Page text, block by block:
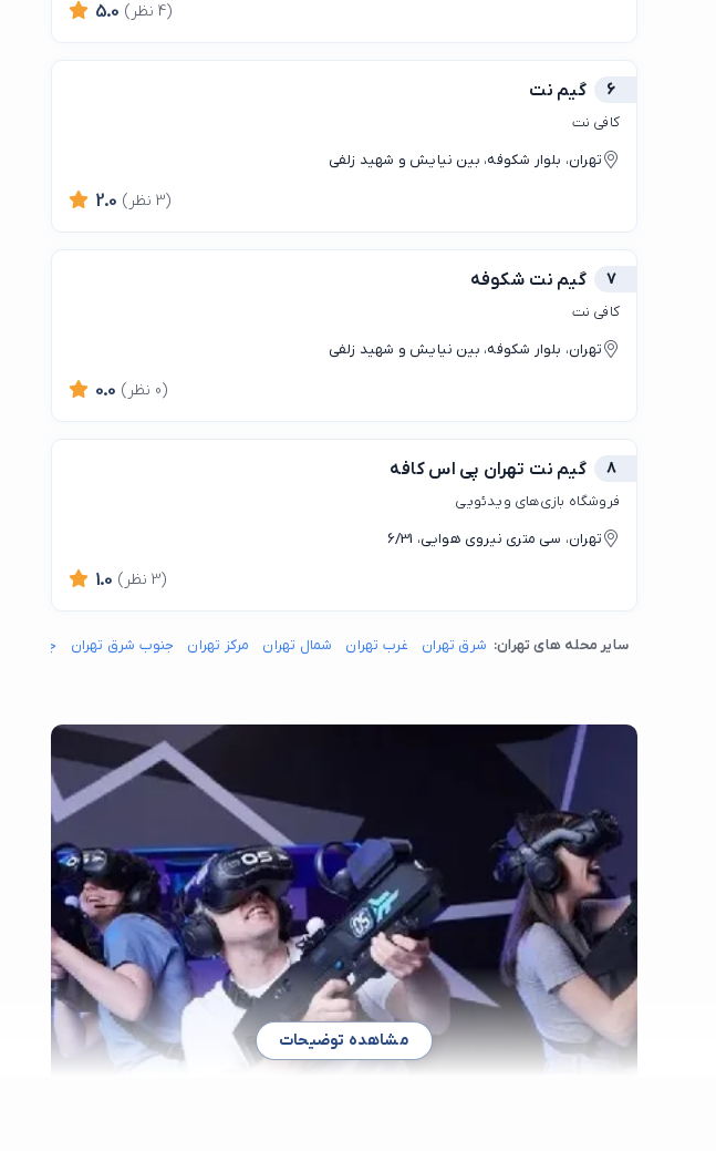
5.0 (4 نظر)
6 گیم نت
کافی نت
تهران، بلوار شکوفه، بین نیایش و شهید زلفی
2.0 (3 نظر)
7 گیم نت شکوفه
کافی نت
تهران، بلوار شکوفه، بین نیایش و شهید زلفی
0.0 (0 نظر)
8 گیم نت تهران پی اس کافه
فروشگاه بازی‌های ویدئویی
تهران، سی متری نیروی هوایی، 6/31
1.0 (3 نظر)
سایر محله های تهران: شرق تهران غرب تهران شمال تهران مرکز تهران جنوب شرق تهران جنوب
مشاهده توضیحات